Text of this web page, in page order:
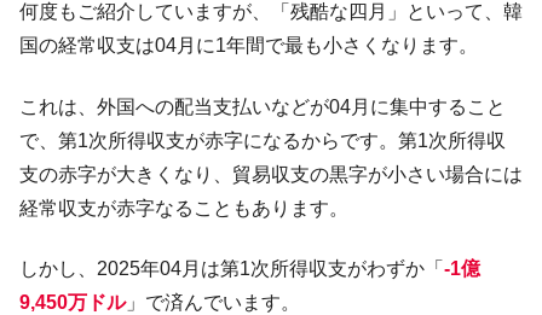
ドを掲げる「在韓反米勢力」
『Money1』
韓国政府「2035年までに18.4GW規模のAIデ
ほぼ終わった」
韓国『国民年金公団』株価暴落で200兆蒸
発。
『Money1』
韓国政府「ニセＫ-ブランドを通報しようキ
ャンペーン」⇒ あの名物教授も登場！
何度もご紹介していますが、「残酷な四月」といって、韓
国の経常収支は04月に1年間で最も小さくなります。
これは、外国への配当支払いなどが04月に集中すること
で、第1次所得収支が赤字になるからです。第1次所得収
支の赤字が大きくなり、貿易収支の黒字が小さい場合には
経常収支が赤字なることもあります。
しかし、2025年04月は第1次所得収支がわずか「 -1億
9,450万ドル」で済んでいます。